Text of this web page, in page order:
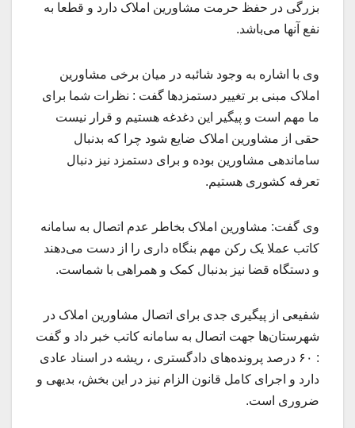
بزرگی در حفظ حرمت مشاورین املاک دارد و قطعا به
نفع آنها می‌باشد.
وی با اشاره به وجود شائبه در میان برخی مشاورین
املاک مبنی بر تغيير دستمزد‌ها گفت : نظرات شما برای
ما مهم است و پیگیر این دغدغه هستیم و قرار نیست
حقی از مشاورین املاک ضایع شود چرا که بدنبال
ساماندهی مشاورین بوده و برای دستمزد نیز دنبال
تعرفه کشوری هستیم.
وی گفت: مشاورین املاک بخاطر عدم اتصال به سامانه
کاتب عملا یک رکن مهم بنگاه داری را از دست می‌دهند
و دستگاه قضا نیز بدنبال کمک و همراهی با شماست.
شفیعی از پیگیری جدی برای اتصال مشاورین املاک در
شهرستان‌ها جهت اتصال به سامانه کاتب خبر داد و گفت
: ۶۰ درصد پرونده‌های دادگستری ، ریشه در اسناد عادی
دارد و اجرای کامل قانون الزام نیز در این بخش، بدیهی و
ضروری است.